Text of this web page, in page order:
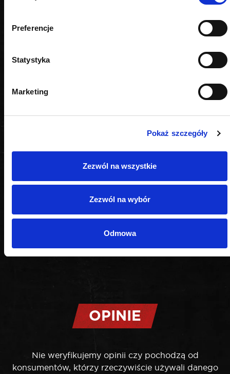
Preferencje
Statystyka
Marketing
Pokaż szczegóły
Zezwól na wszystkie
Zezwól na wybór
Odmowa
PODOBNE PRODUKTY
OPINIE
Nie weryfikujemy opinii czy pochodzą od
konsumentów, którzy rzeczywiście używali danego